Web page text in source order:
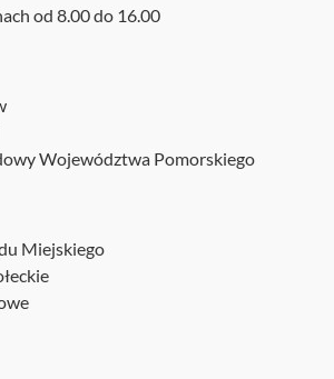
od 8.00 do 16.00
Województwa Pomorskiego
Miejskiego